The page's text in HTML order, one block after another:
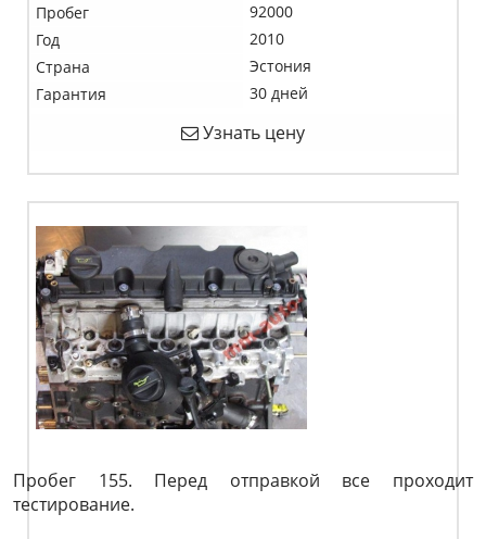
Пробег
92000
Год
2010
Страна
Эстония
Гарантия
30 дней
Узнать цену
Пробег 155. Перед отправкой все проходит
тестирование.